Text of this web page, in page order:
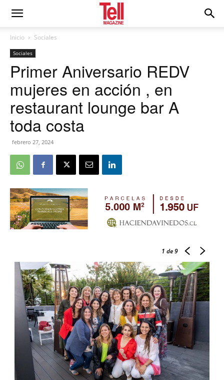
Inicio Sociales
Sociales
Primer Aniversario REDV
mujeres en acción , en
restaurant lounge bar A
toda costa
febrero 27, 2024
1 de 9